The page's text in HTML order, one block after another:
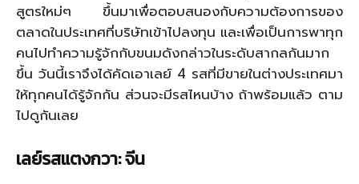
สูตรใหม่ๆ ขึ้นมาเพื่อตอบสนองกับความต้องการของ
ตลาดในประเทศที่บริษัทเข้าไปลงทุน และเพื่อเป็นการพาทุก
คนไปทำความรู้จักกับขนมดังกล่าวในระดับสากลกันมาก
ขึ้น วันนี้เราจึงได้คัดเอาเลย์ 4 รสที่มีขายในต่างประเทศมา
ให้ทุกคนได้รู้จักกัน ส่วนจะมีรสไหนบ้าง ถ้าพร้อมแล้ว ตาม
ไปดูกันเลย
เลย์รสแตงกวา:จีน